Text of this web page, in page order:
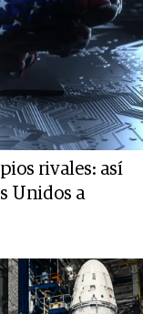
rivales: así
Unidos a